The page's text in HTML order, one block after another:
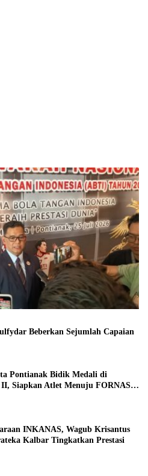
Beberkan Sejumlah Capaian
Pontianak Bidik Medali di
Siapkan Atlet Menuju FORNAS
INKANAS, Wagub Krisantus
Kalbar Tingkatkan Prestasi